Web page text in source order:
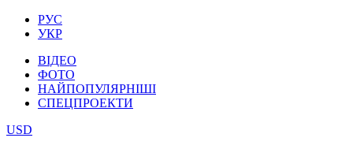
РУС
УКР
ВІДЕО
ФОТО
НАЙПОПУЛЯРНІШІ
СПЕЦПРОЕКТИ
USD